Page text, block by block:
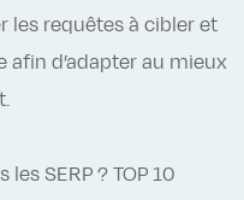
les requêtes à cibler et
afin d’adapter au mieux
SERP ? TOP 10